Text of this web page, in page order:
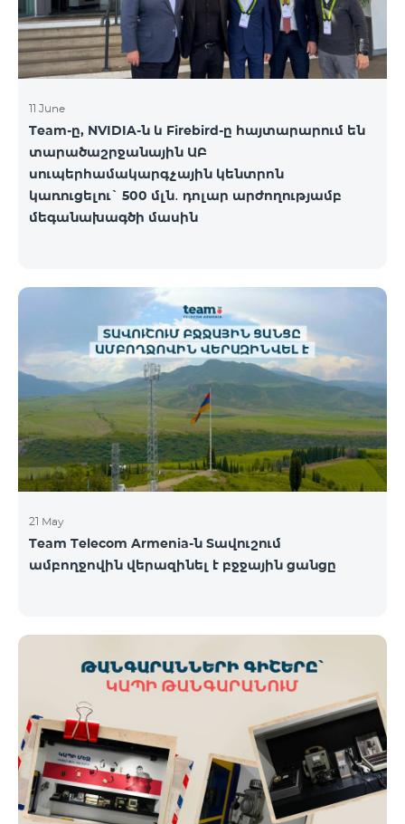
11 June
Team-ը, NVIDIA-ն և Firebird-ը հայտարարում են
տարածաշրջանային ԱԲ
սուպերհամակարգչային կենտրոն
կառուցելու` 500 մլն․ դոլար արժողությամբ
մեգանախագծի մասին
21 May
Team Telecom Armenia-ն Տավուշում
ամբողջովին վերազինել է բջջային ցանցը